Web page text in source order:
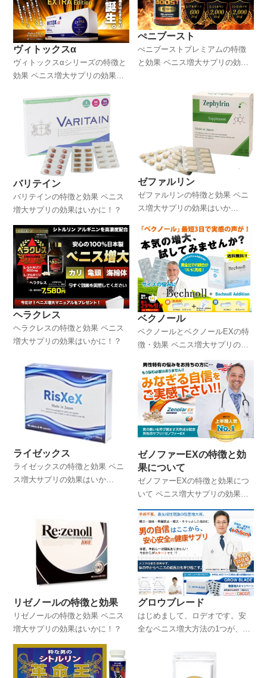
ヴィトックスα
ヴィトックスαシリーズの特徴と
効果 ペニス増大サプリの効果は
ぺニブースト
ぺニブーストプレミアムの特徴
と効果 ペニス増大サプリの効果
バリテイン
バリテインの特徴と効果 ペニス
増大サプリの効果はいかに！？
ゼファルリン
ゼファルリンの特徴と効果 ペニ
ス増大サプリの効果はいか
ヘラクレス
ヘラクレスの特徴と効果 ペニス
増大サプリの効果はいかに！？
ベクノール
ベクノールとベクノールEXの特
徴・効果 ペニス増大サプリの効
ライゼックス
ライゼックスの特徴と効果 ペニ
ス増大サプリの効果はいか
ゼノファーEXの特徴と効
果について
ゼノファーEXの特徴と効果につ
いて ペニス増大サプリの効果は
いかに！？
リゼノールの特徴と効果
リゼノールの特徴と効果 ペニス
増大サプリの効果はいかに！？
グロウブレード
はじめまして、ロデオです。安
全なペニス増大方法の1つが、サ
ていますが、このサイトでは僕
の体験談を踏まえながら、ペニ